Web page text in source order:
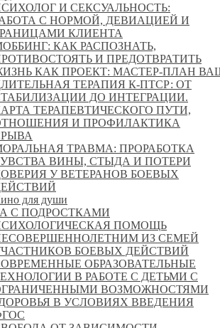
И СЕКСУАЛЬНОСТЬ:
С НОРМОЙ, ДЕВИАЦИЕЙ И
КЛИЕНТА
КАК РАСПОЗНАТЬ,
И ПРЕДОТВРАТИТЬ
КАК ПРОЕКТ: МАСТЕР‑ПЛАН
ТЕРАПИЯ К-ПТСР: ОТ
ДО ИНТЕГРАЦИИ.
ТЕРАПЕВТИЧЕСКОГО ПУТИ,
И ПРОФИЛАКТИКА
ТРАВМА: ПРОРАБОТКА
ВИНЫ, СТЫДА И ПОТЕРИ
У ВЕТЕРАНОВ БОЕВЫХ
для души
С ПОДРОСТКАМИ
ПОМОЩЬ
ИЗ СЕМЕЙ
БОЕВЫХ ДЕЙСТВИЙ
ОБРАЗОВАТЕЛЬНЫЕ
В РАБОТЕ С ДЕТЬМИ С
ВОЗМОЖНОСТЯМИ
В УСЛОВИЯХ ВВЕДЕНИЯ